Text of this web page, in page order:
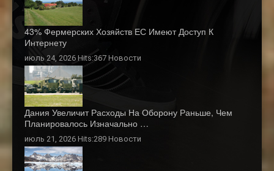
43% Фермерских Хозяйств ЕС Имеют Доступ К
Интернету
июль 24, 2026 Hits:367 Новости
Дания Увеличит Расходы На Оборону Раньше, Чем
Планировалось Изначально …
июль 21, 2026 Hits:289 Новости